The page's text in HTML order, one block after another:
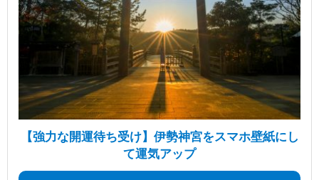
【強力な開運待ち受け】伊勢神宮をスマホ壁紙にし
て運気アップ